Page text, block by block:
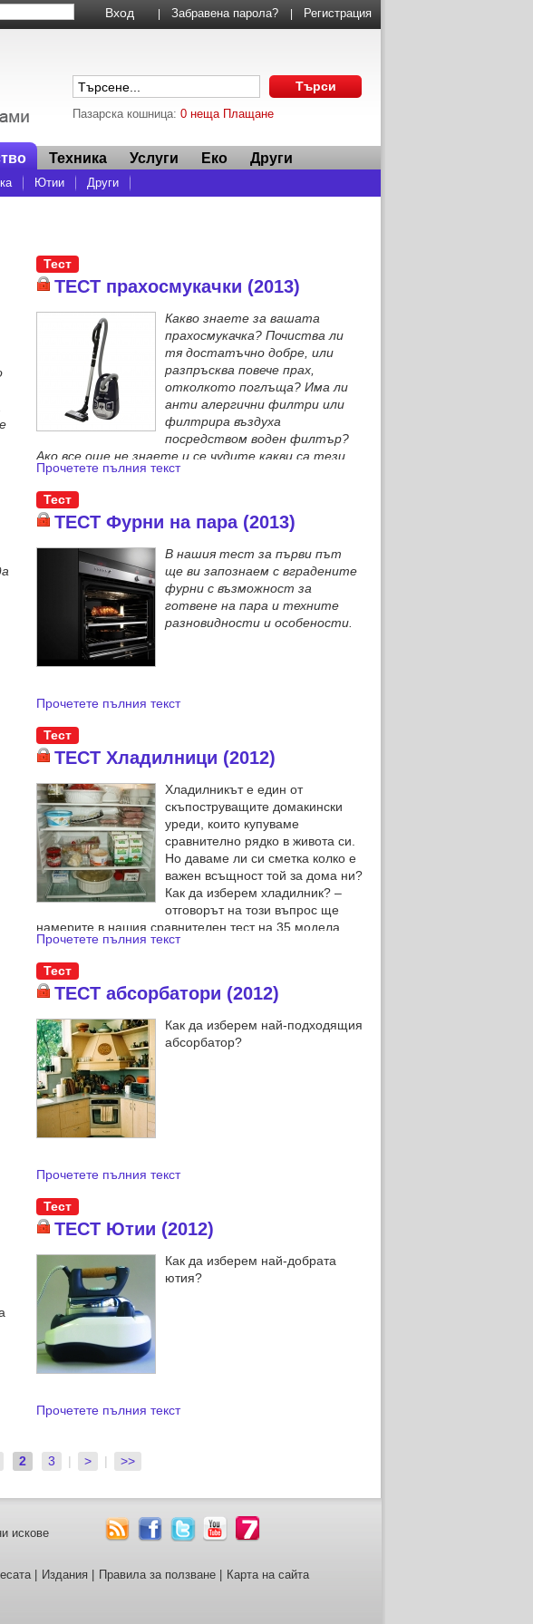
Забравена парола? Регистрация
Пазарска кошница: 0 неща Плащане
Ютии Други
Техника Услуги Еко Други
Тест
ТЕСТ прахосмукачки (2013)
Какво знаете за вашата
прахосмукачка? Почиства ли
тя достатъчно добре, или
разпръсква повече прах,
отколкото поглъща? Има ли
анти алергични филтри или
филтрира въздуха
посредством воден филтър?
Ако все още не знаете и се чудите какви са тези
неща, то по-добре прочетете нашия сравнителен
тест на 16 модела прахосмукачки.
Прочетете пълния текст
Тест
ТЕСТ Фурни на пара (2013)
В нашия тест за първи път
ще ви запознаем с вградените
фурни с възможност за
готвене на пара и техните
разновидности и особености.
Прочетете пълния текст
Тест
ТЕСТ Хладилници (2012)
Хладилникът е един от
скъпоструващите домакински
уреди, които купуваме
сравнително рядко в живота си.
Но даваме ли си сметка колко е
важен всъщност той за дома ни?
Как да изберем хладилник? –
отговорът на този въпрос ще
намерите в нашия сравнителен тест на 35 модела
хладилници с вградена фризерна камера.
Прочетете пълния текст
Тест
ТЕСТ абсорбатори (2012)
Как да изберем най-подходящия
абсорбатор?
Прочетете пълния текст
Тест
ТЕСТ Ютии (2012)
Как да изберем най-добрата
ютия?
Прочетете пълния текст
2 3 | > | >>
искове
| Издания Правила за ползване
Карта на сайта